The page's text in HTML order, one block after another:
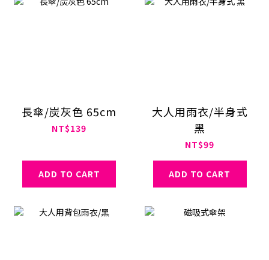
長傘/炭灰色 65cm
NT$139
ADD TO CART
大人用雨衣/半身式
黑
NT$99
ADD TO CART